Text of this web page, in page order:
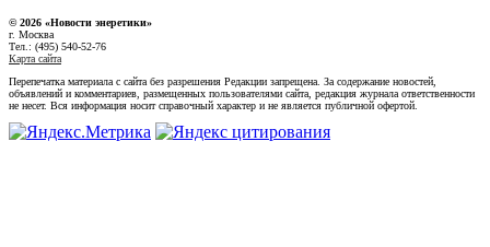
© 2026 «Новости энеретики»
г. Москва
Тел.: (495) 540-52-76
Карта сайта
Перепечатка материала с сайта без разрешения Редакции запрещена. За содержание новостей,
объявлений и комментариев, размещенных пользователями сайта, редакция журнала ответственности
не несет. Вся информация носит справочный характер и не является публичной офертой.